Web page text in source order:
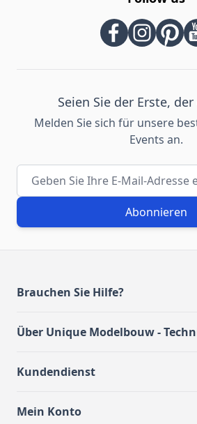
Seien Sie der Erste,
Melden Sie sich für unsere
Events an.
E-Mail-Adresse
Abonnieren
Brauchen Sie Hilfe?
Über Unique Modelbouw -
Kundendienst
Mein Konto